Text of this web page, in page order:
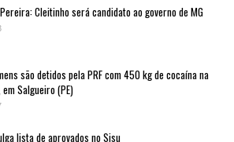
Cleitinho será candidato ao governo de MG
são detidos pela PRF com 450 kg de cocaína na
Salgueiro (PE)
lista de aprovados no Sisu